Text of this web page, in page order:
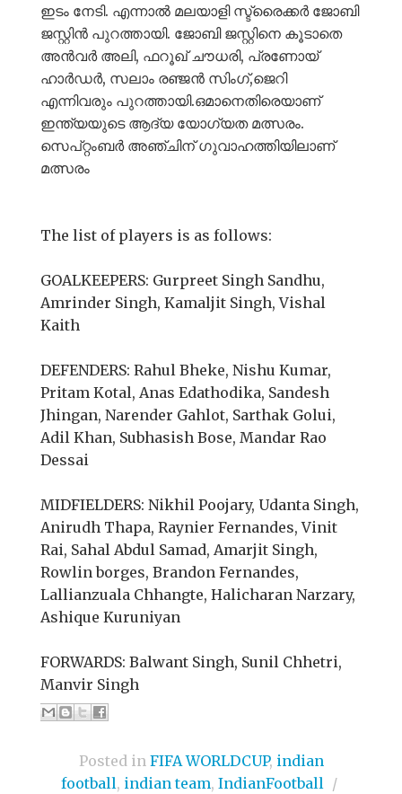
ഇടം നേടി. എന്നാൽ മലയാളി സ്ട്രൈക്കർ ജോബി
ജസ്റ്റിൻ പുറത്തായി. ജോബി ജസ്റ്റിനെ കൂടാതെ
അൻവർ അലി, ഫറൂഖ് ചൗധരി, പ്രണോയ്
ഹാർഡർ, സലാം രഞ്ജൻ സിംഗ്,ജെറി
എന്നിവരും പുറത്തായി.ഒമാനെതിരെയാണ്
ഇന്ത്യയുടെ ആദ്യ യോഗ്യത മത്സരം.
സെപ്റ്റംബർ അഞ്ചിന് ഗുവാഹത്തിയിലാണ്
മത്സരം
The list of players is as follows:
GOALKEEPERS: Gurpreet Singh Sandhu,
Amrinder Singh, Kamaljit Singh, Vishal
Kaith
DEFENDERS: Rahul Bheke, Nishu Kumar,
Pritam Kotal, Anas Edathodika, Sandesh
Jhingan, Narender Gahlot, Sarthak Golui,
Adil Khan, Subhasish Bose, Mandar Rao
Dessai
MIDFIELDERS: Nikhil Poojary, Udanta Singh,
Anirudh Thapa, Raynier Fernandes, Vinit
Rai, Sahal Abdul Samad, Amarjit Singh,
Rowlin borges, Brandon Fernandes,
Lallianzuala Chhangte, Halicharan Narzary,
Ashique Kuruniyan
FORWARDS: Balwant Singh, Sunil Chhetri,
Manvir Singh
Posted in FIFA WORLDCUP, indian
football, indian team, IndianFootball
/